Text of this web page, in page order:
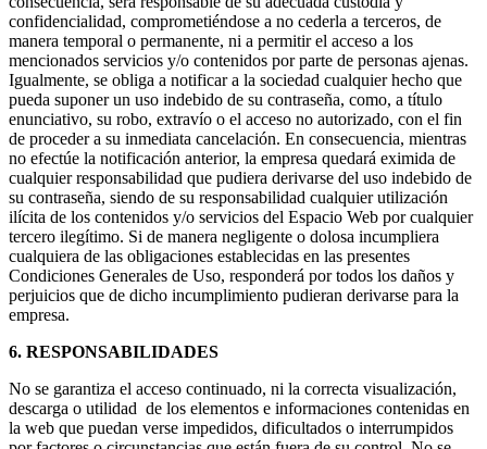
confidencialidad, comprometiéndose a no cederla a terceros, de
manera temporal o permanente, ni a permitir el acceso a los
mencionados servicios y/o contenidos por parte de personas ajenas.
Igualmente, se obliga a notificar a la sociedad cualquier hecho que
pueda suponer un uso indebido de su contraseña, como, a título
enunciativo, su robo, extravío o el acceso no autorizado, con el fin
de proceder a su inmediata cancelación. En consecuencia, mientras
no efectúe la notificación anterior, la empresa quedará eximida de
cualquier responsabilidad que pudiera derivarse del uso indebido de
su contraseña, siendo de su responsabilidad cualquier utilización
ilícita de los contenidos y/o servicios del Espacio Web por cualquier
tercero ilegítimo. Si de manera negligente o dolosa incumpliera
cualquiera de las obligaciones establecidas en las presentes
Condiciones Generales de Uso, responderá por todos los daños y
perjuicios que de dicho incumplimiento pudieran derivarse para la
empresa.
6. RESPONSABILIDADES
No se garantiza el acceso continuado, ni la correcta visualización,
descarga o utilidad de los elementos e informaciones contenidas en
la web que puedan verse impedidos, dificultados o interrumpidos